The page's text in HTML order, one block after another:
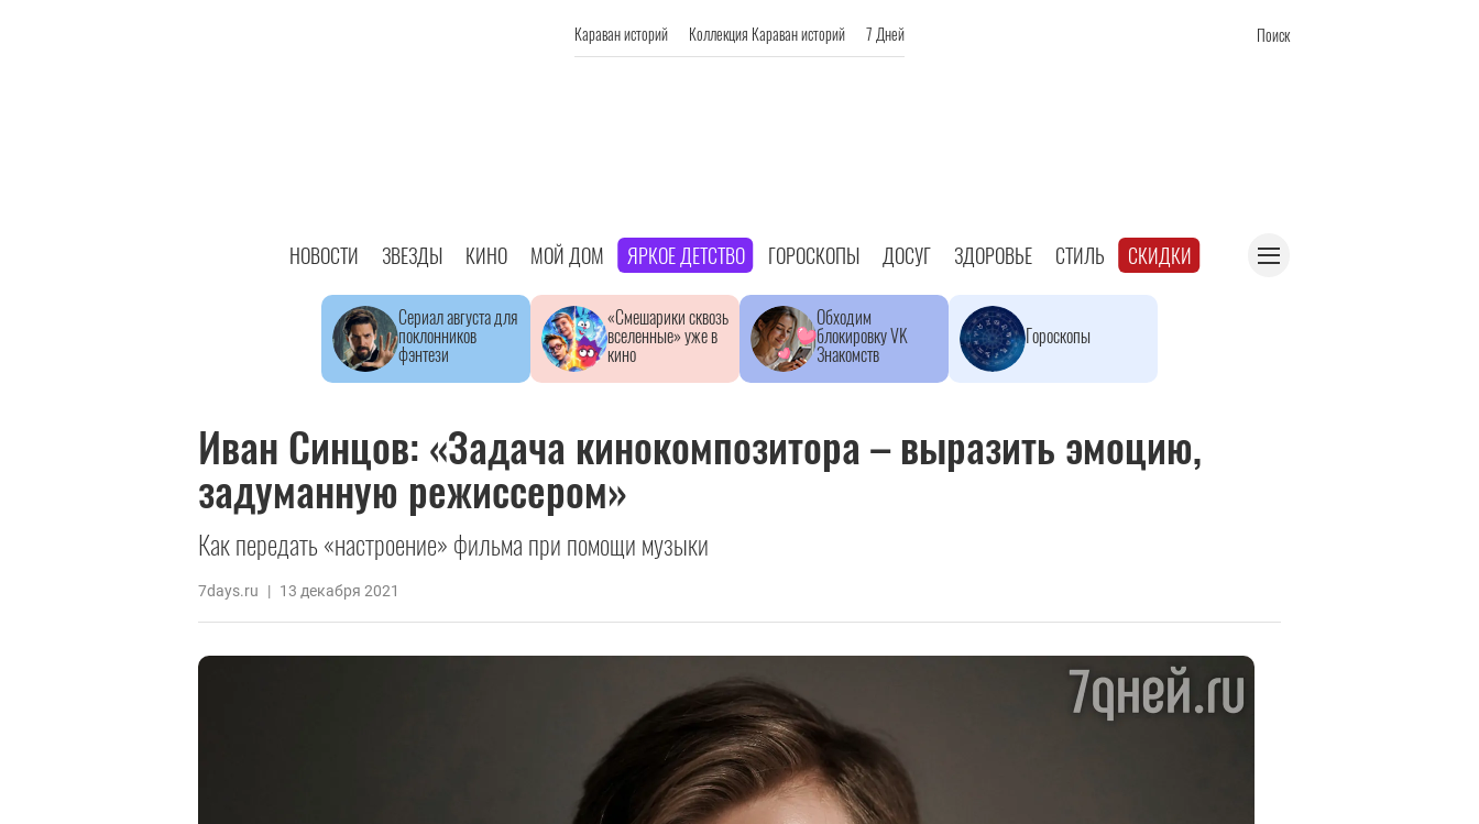
Караван историй Коллекция Караван историй 7 Дней Поиск
НОВОСТИ ЗВЕЗДЫ КИНО МОЙ ДОМ ЯРКОЕ ДЕТСТВО ГОРОСКОПЫ ДОСУГ ЗДОРОВЬЕ СТИЛЬ СКИДКИ
Сериал августа для
поклонников
фэнтези
«Смешарики сквозь
вселенные» уже в
кино
Обходим
блокировку VK
Знакомств
Гороскопы
Иван Синцов: «Задача кинокомпозитора – выразить эмоцию,
задуманную режиссером»
Как передать «настроение» фильма при помощи музыки
7days.ru | 13 декабря 2021